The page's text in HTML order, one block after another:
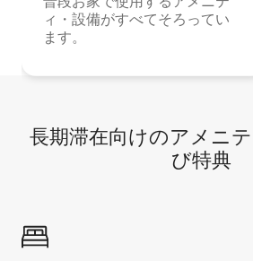
ィ・設備がすべてそろってい
ます。
長期滞在向け⁠のア⁠メ⁠ニ⁠
び特⁠典